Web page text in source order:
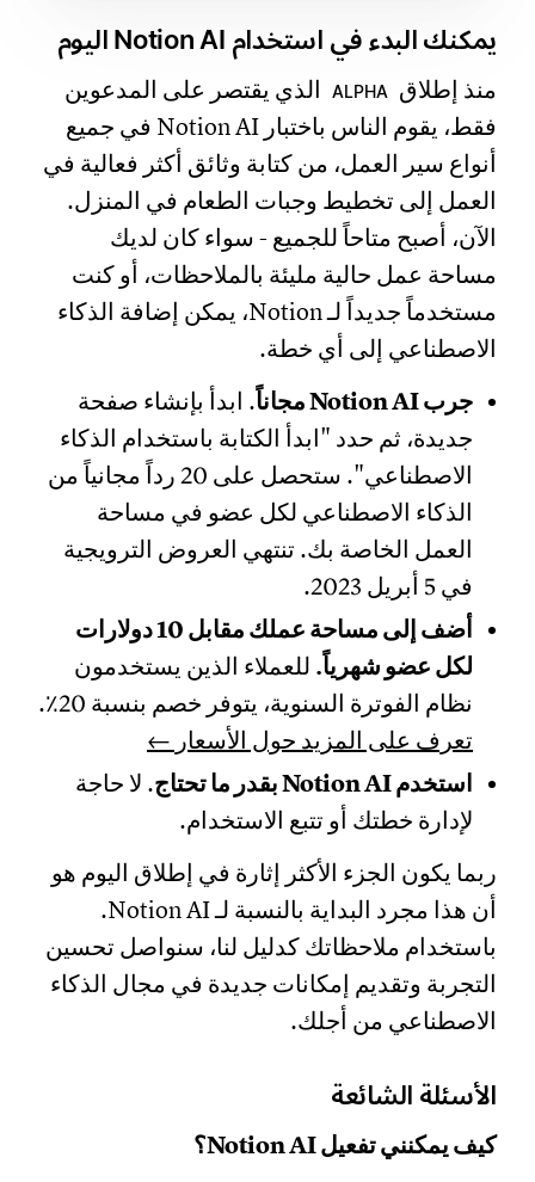
يمكنك البدء في استخدام Notion AI اليوم
منذ إطلاق ALPHA الذي يقتصر على المدعوين
فقط، يقوم الناس باختبار Notion AI في جميع
أنواع سير العمل، من كتابة وثائق أكثر فعالية في
العمل إلى تخطيط وجبات الطعام في المنزل.
الآن، أصبح متاحاً للجميع - سواء كان لديك
مساحة عمل حالية مليئة بالملاحظات، أو كنت
مستخدماً جديداً لـ Notion، يمكن إضافة الذكاء
الاصطناعي إلى أي خطة.
جرب Notion AI مجاناً
. ابدأ بإنشاء صفحة
جديدة، ثم حدد "ابدأ الكتابة باستخدام الذكاء
الاصطناعي". ستحصل على 20 رداً مجانياً من
الذكاء الاصطناعي لكل عضو في مساحة
العمل الخاصة بك. تنتهي العروض الترويجية
أضف إلى مساحة عملك مقابل 10 دولارات
لكل عضو شهرياً.للعملاء الذين يستخدمون
نظام الفوترة السنوية، يتوفر خصم بنسبة 20٪.
تعرف على المزيد حول الأسعار ←
استخدم Notion AI بقدر ما تحتاج
. لا حاجة
لإدارة خطتك أو تتبع الاستخدام.
ربما يكون الجزء الأكثر إثارة في إطلاق اليوم هو
أن هذا مجرد البداية بالنسبة لـ Notion AI.
باستخدام ملاحظاتك كدليل لنا، سنواصل تحسين
التجربة وتقديم إمكانات جديدة في مجال الذكاء
الاصطناعي من أجلك.
الأسئلة الشائعة
كيف يمكنني تفعيل Notion AI؟